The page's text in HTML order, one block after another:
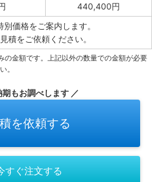
440,400円
別価格をご案内します。
見積をご依頼ください。
の金額です。上記以外の数量での金額が必要
。
期もお調べします ／
を依頼する
すぐ注文する